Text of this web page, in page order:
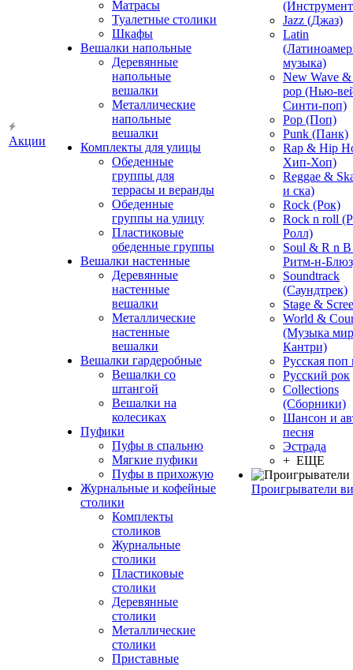
Акции
Матрасы
Туалетные столики
Шкафы
Вешалки напольные
Деревянные
напольные
вешалки
Металлические
напольные
вешалки
Комплекты для улицы
Обеденные
группы для
террасы и веранды
Обеденные
группы на улицу
Пластиковые
обеденные группы
Вешалки настенные
Деревянные
настенные
вешалки
Металлические
настенные
вешалки
Вешалки гардеробные
Вешалки со
штангой
Вешалки на
колесиках
Пуфики
Пуфы в спальню
Мягкие пуфики
Пуфы в прихожую
Журнальные и кофейные
столики
Комплекты
столиков
Журнальные
столики
Пластиковые
столики
Деревянные
столики
Металлические
столики
Приставные
Jazz (Джаз)
Latin
музыка)
New Wave
pop (Нью-
Синти-поп)
Pop (Поп)
Punk (Панк)
Rap & Hip
Хип-Хоп)
Reggae &
и ска)
Rock (Рок)
Rock n roll
Ролл)
Soul & R n
Ритм-н-
Soundtrack
(Саундтрек)
Stage &
World &
(Музыка
Кантри)
Русская поп
Русский рок
Сollections
(Сборники)
Шансон и
песня
Эстрада
+ ЕЩЕ
Проигрыватели